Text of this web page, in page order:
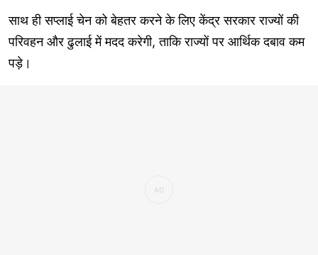
साथ ही सप्लाई चेन को बेहतर करने के लिए केंद्र सरकार राज्यों की
परिवहन और ढुलाई में मदद करेगी, ताकि राज्यों पर आर्थिक दबाव कम
पड़े।